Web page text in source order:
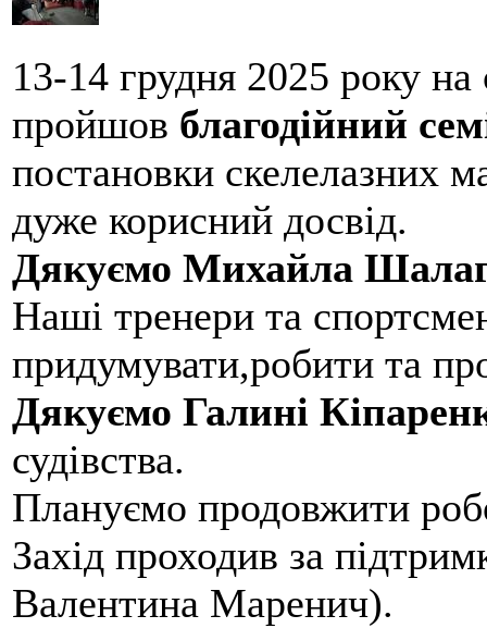
13-14 грудня 2025 року
пройшов благодійний
постановки скелелазних
дуже корисний досвід.
Дякуємо Михайла
Наші тренери та
придумувати,робити та
Дякуємо Галині
судівства.
Плануємо продовжити
Захід проходив за
Валентина Маренич).